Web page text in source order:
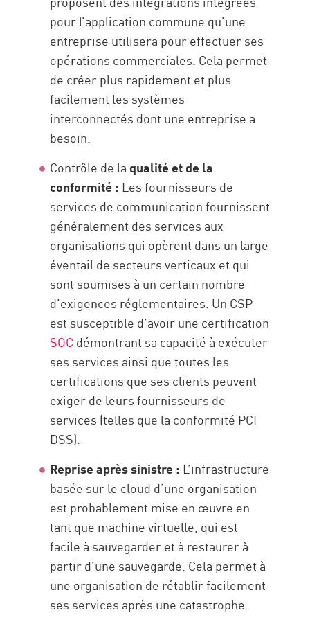
pour l’application commune qu’une
entreprise utilisera pour effectuer ses
opérations commerciales. Cela permet
de créer plus rapidement et plus
facilement les systèmes
interconnectés dont une entreprise a
besoin.
Contrôle de la qualité et de la
conformité : Les fournisseurs de
services de communication fournissent
généralement des services aux
organisations qui opèrent dans un large
éventail de secteurs verticaux et qui
sont soumises à un certain nombre
d’exigences réglementaires. Un CSP
est susceptible d’avoir une certification
SOCdémontrant sa capacité à exécuter
ses services ainsi que toutes les
certifications que ses clients peuvent
exiger de leurs fournisseurs de
services (telles que la conformité PCI
DSS).
Reprise après sinistre : L’infrastructure
basée sur le cloud d’une organisation
est probablement mise en œuvre en
tant que machine virtuelle, qui est
facile à sauvegarder et à restaurer à
partir d’une sauvegarde. Cela permet à
une organisation de rétablir facilement
ses services après une catastrophe.